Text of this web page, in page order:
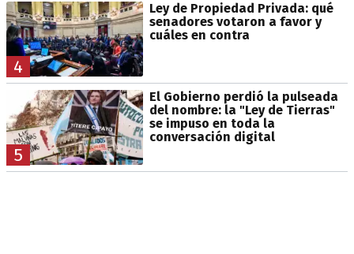
4
Ley de Propiedad Privada: qué
senadores votaron a favor y
cuáles en contra
5
El Gobierno perdió la pulseada
del nombre: la "Ley de Tierras"
se impuso en toda la
conversación digital